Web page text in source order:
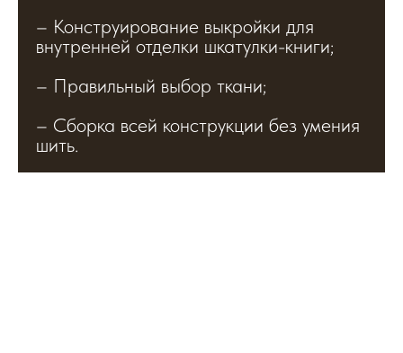
– Конструирование выкройки для
внутренней отделки шкатулки-книги;
– Правильный выбор ткани;
– Сборка всей конструкции без умения
шить.